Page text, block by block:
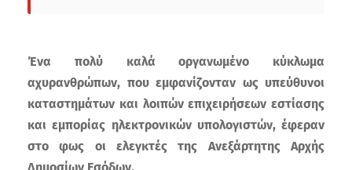
Ένα πολύ καλά οργανωμένο κύκλωμα
αχυρανθρώπων, που εμφανίζονταν ως υπεύθυνοι
καταστημάτων και λοιπών επιχειρήσεων εστίασης
και εμπορίας ηλεκτρονικών υπολογιστών, έφεραν
στο φως οι ελεγκτές της Ανεξάρτητης Αρχής